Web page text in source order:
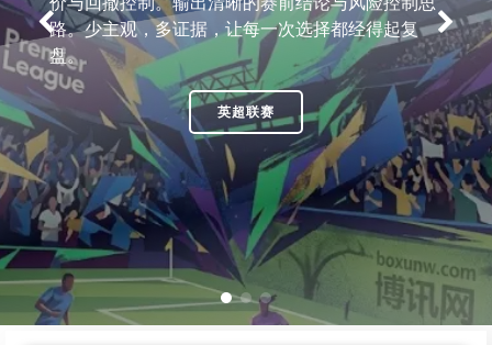
路。少主观，多证据，让每一次选择都经得起复
盘。
英超联赛